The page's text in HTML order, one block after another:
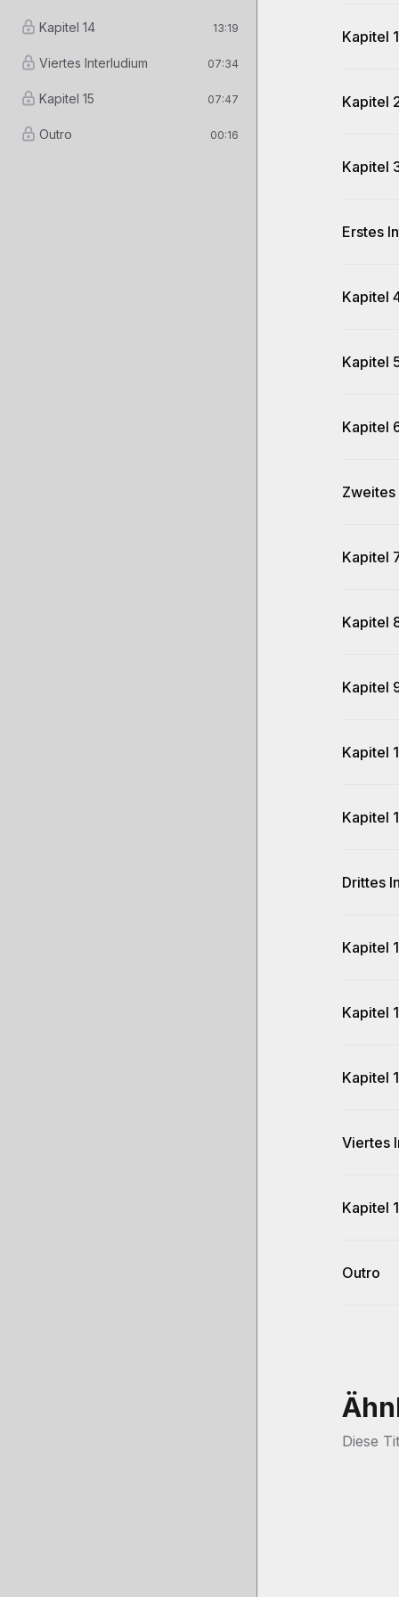
Kapitel 14 13:19
Viertes Interludium 07:34
Kapitel 15 07:47
Outro 00:16
Kapitel 1
Kapitel
Kapitel
Erstes
Kapitel
Kapitel
Kapitel
Zweites
Kapitel
Kapitel
Kapitel
Kapitel
Kapitel
Drittes
Kapitel
Kapitel
Kapitel
Viertes
Kapitel
Outro
Diese